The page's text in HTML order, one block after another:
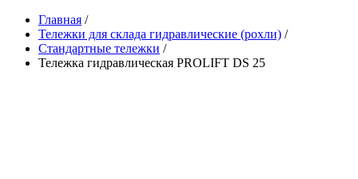
Главная /
Тележки для склада гидравлические (рохли) /
Стандартные тележки /
Тележка гидравлическая PROLIFT DS 25